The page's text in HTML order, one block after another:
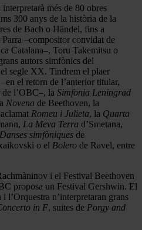
més de 80 obres
300 anys de la història de la
de Bach o Händel, fins a
Parra –compositor convidat de
Catalana–, Toru Takemitsu o
autors simfònics del
segle XX. Tindrem el plaer
el retorn de l’anterior titular,
l’OBC–, la Simfonia Leningrad
Novena de Beethoven, la
Romeu i Julieta, la Quarta
La Meva Terra d’Smetana,
Danses simfòniques de
o el Bolero de Ravel, entre
i el Festival Beethoven
proposa un Festival Gershwin. El
n’interpretaran grans
in F, suites de Porgy and